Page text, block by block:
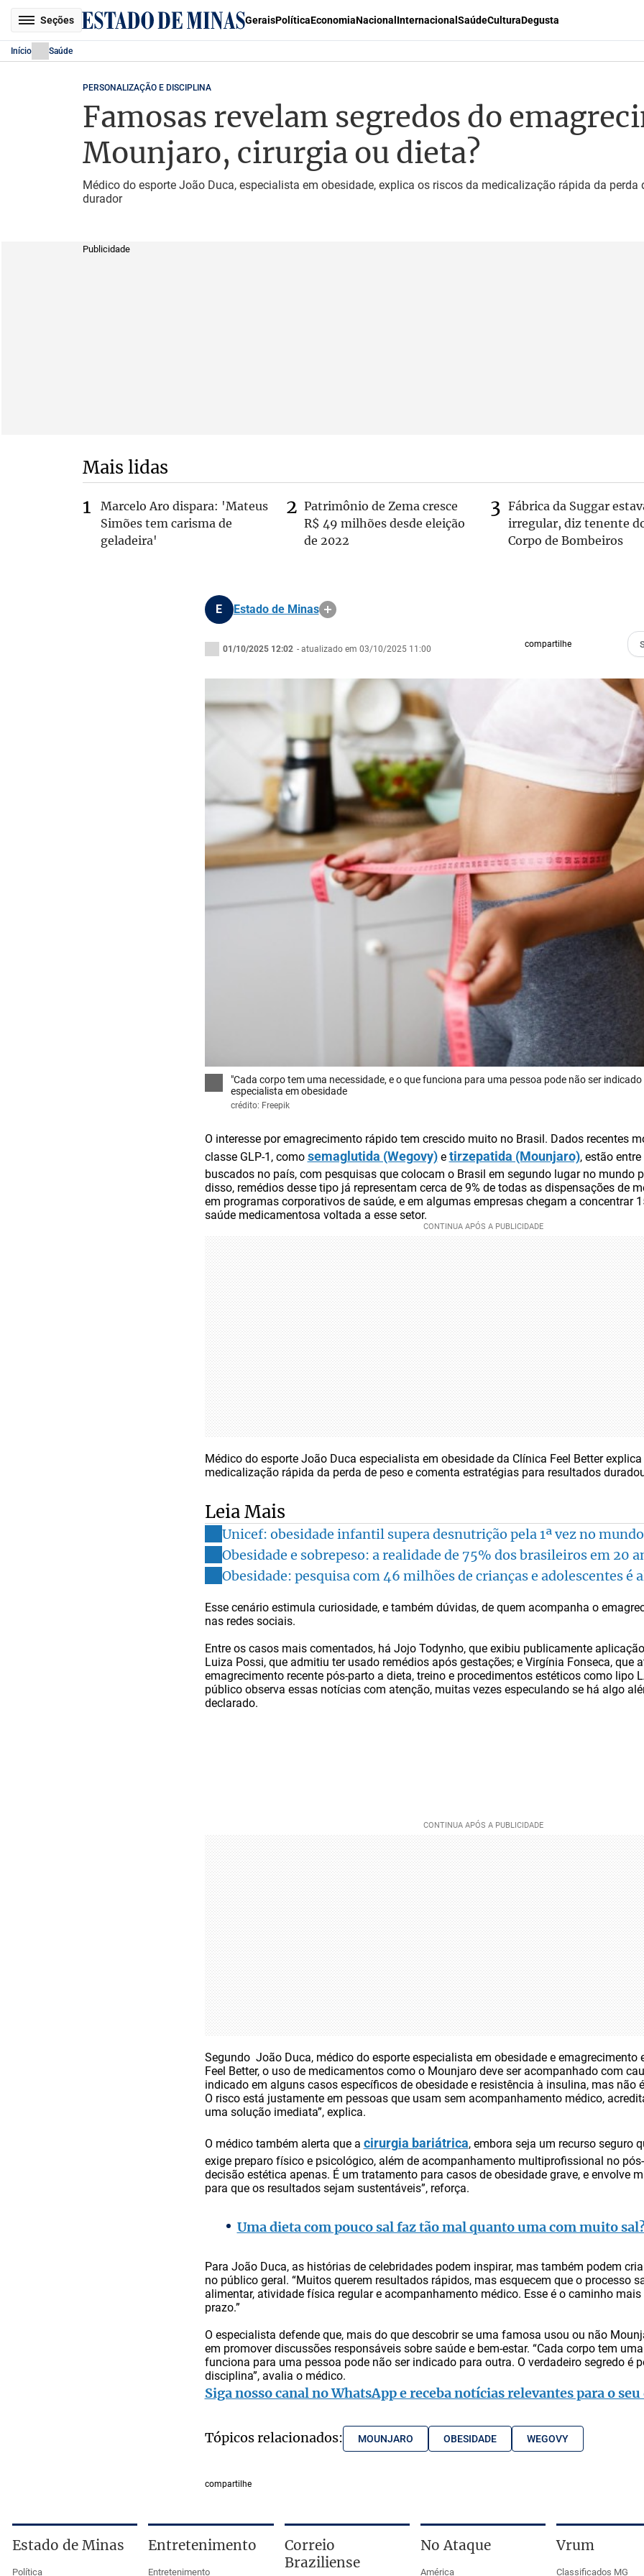
Seções GeraisPolíticaEconomiaNacional Internacional SaúdeCulturaDegusta
Início Saúde
PERSONALIZAÇÃO E DISCIPLINA
Famosas revelam segredos do
Mounjaro, cirurgia ou dieta?
Médico do esporte João Duca, especialista em obesidade, explica os riscos da medicalização rápida da
durador
Publicidade
Mais lidas
Marcelo Aro dispara: 'Mateus
Simões tem carisma de
geladeira'
Patrimônio de Zema cresce
R$ 49 milhões desde eleição
de 2022
Fábrica da Suggar
irregular, diz tenente
Corpo de Bombeiros
E Estado de Minas
01/10/2025 12:02 - atualizado em 03/10/2025 11:00 compartilhe
"Cada corpo tem uma necessidade, e o que funciona para uma pessoa pode não ser
especialista em obesidade
crédito: Freepik
O interesse por emagrecimento rápido tem crescido muito no Brasil. Dados recentes
classe GLP-1, como semaglutida (Wegovy)e tirzepatida (Mounjaro), estão
buscados no país, com pesquisas que colocam o Brasil em segundo lugar no mundo
disso, remédios desse tipo já representam cerca de 9% de todas as dispensações de
em programas corporativos de saúde, e em algumas empresas chegam a concentrar
saúde medicamentosa voltada a esse setor.
Médico do esporte João Duca especialista em obesidade da Clínica Feel Better
medicalização rápida da perda de peso e comenta estratégias para resultados
Leia Mais
Unicef: obesidade infantil supera desnutrição pela 1ª vez no mundo
Obesidade e sobrepeso: a realidade de 75% dos brasileiros em 20
Obesidade: pesquisa com 46 milhões de crianças e adolescentes é
Esse cenário estimula curiosidade, e também dúvidas, de quem acompanha o
nas redes sociais.
Entre os casos mais comentados, há Jojo Todynho, que exibiu publicamente
Luiza Possi, que admitiu terusado remédios após gestações; e Virgínia Fonseca, que
emagrecimento recente pós-parto a dieta, treino e procedimentos estéticos como lipo
público observa essas notícias com atenção, muitas vezes especulando se há algo
declarado.
Segundo João Duca, médico do esporte especialista em obesidade e emagrecimento
Feel Better, o uso de medicamentos como o Mounjaro deve ser acompanhado com
indicado em alguns casos específicos de obesidade e resistência à insulina, mas não
O risco está justamente em pessoas que usam sem acompanhamento médico,
uma solução imediata”, explica.
O médico também alerta que a cirurgia bariátrica, embora seja um recurso seguro
exige preparo físico e psicológico, além de acompanhamento multiprofissional no
decisão estética apenas. É um tratamento para casos de obesidade grave, e envolve
para que os resultados sejam sustentáveis”, reforça.
Uma dieta com pouco sal faz tão mal quanto uma com muito
Para João Duca, as histórias de celebridades podem inspirar, mas também podem
no público geral. “Muitos querem resultados rápidos, mas esquecem que o processo
alimentar, atividade física regular e acompanhamento médico. Esse é o caminho
prazo.”
O especialista defende que, mais do que descobrir se uma famosa usou ou não
em promover discussões responsáveis sobre saúde e bem-estar. “Cada corpo tem
funciona para uma pessoa pode não ser indicado para outra. O verdadeiro segredo é
disciplina”, avalia o médico.
Siga nosso canal no WhatsApp e receba notícias relevantes para o seu
Tópicos relacionados: MOUNJARO OBESIDADE WEGOVY
compartilhe
Estado de Minas
Política
Entretenimento
Entretenimento
Correio
Braziliense
No Ataque
América
Vrum
Classificados MG